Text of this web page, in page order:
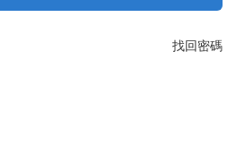
找回密碼